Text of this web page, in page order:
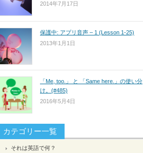
2014年7月17日
保護中: アプリ音声 – 1 (Lesson 1-25)
2013年1月1日
「Me, too.」 と 「Same here.」の使い分
け。(#485)
2016年5月4日
カテゴリー一覧
それは英語で何？